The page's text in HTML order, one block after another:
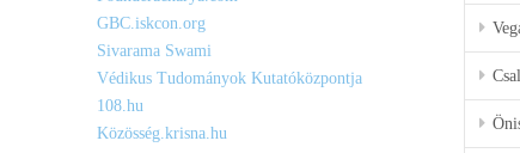
GBC.iskcon.org
Sivarama Swami
Védikus Tudományok Kutatóközpontja
108.hu
Közösség.krisna.hu